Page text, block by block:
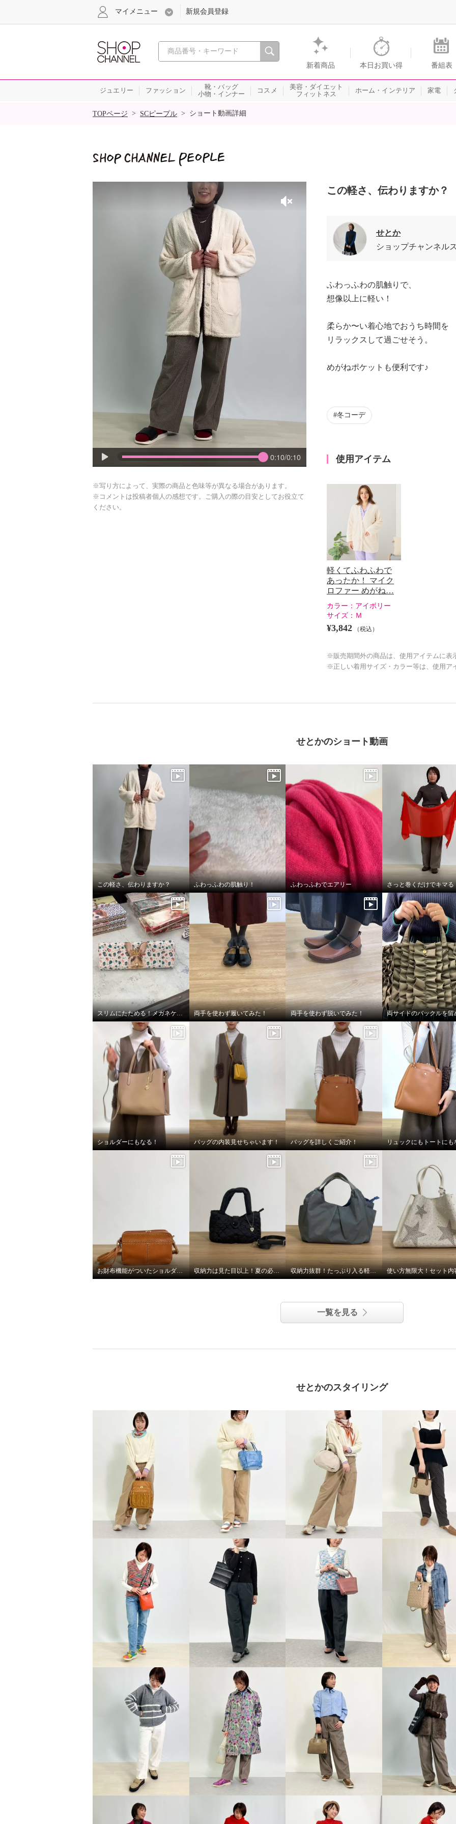
心おどる、瞬間を。通販・テレビショッピングのショップチャンネル
新着商品 本日お買い得 番組表
マイメニュー 新規会員登録
ジュエリー ファッション
靴・バッグ
小物・インナー
コスメ
美容・ダイエット
フィットネス
ホーム・インテリア 家電
SALE
TOPページ > SCピープル > ショート動画詳細
0:10/0:10
× 商品紹介
¥0
※写り方によって、実際の商品と色味等が異なる場合があります。
※コメントは投稿者個人の感想です。ご購入の際の目安としてお役立て
ください。
この軽さ、伝わりますか？
せとか
ショップチャンネル
ふわっふわの肌触りで、
想像以上に軽い！
柔らか〜い着心地でおうち時間を
リラックスして過ごせそう。
めがねポケットも便利です♪
冬コーデ
使用アイテム
軽くてふわふわで
あったか！ マイク
ロファー めがね…
カラー： アイボリー
サイズ： Ｍ
¥3,842 （税込）
※販売期間外の商品は、使用アイテムに表
※正しい着用サイズ・カラー等は、使用ア
せとかのショート動画
この軽さ、伝わりますか？ ふわっふわの肌触り！ ふわっふわでエアリー
スリムにたためる！メガネケース 両手を使わず履いてみた！ 両手を使わず脱いでみた！
ショルダーにもなる！ バッグの内装見せちゃいます！ バッグを詳しくご紹介！ リュックにもトートにも
お財布機能がついたショルダーバッグ 収納力は見た目以上！夏の必需品はしっかり入ります！ 収納力抜群！たっぷり入る軽〜いバッグ！
一覧を見る
せとかのスタイリング